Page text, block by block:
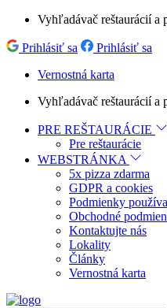
Vyhľadávač reštaurácií a
Prihlásiť sa
Prihlásiť sa
Vernostná karta
Vyhľadávač reštaurácií a
PRE REŠTAURÁCIE
Pre reštaurácie
WEBSTRÁNKA
5x pizza zdarma
GDPR a cookies
Podmienky
Obchodné
Kontaktujte nás
Lokality
Články
Vernostná karta